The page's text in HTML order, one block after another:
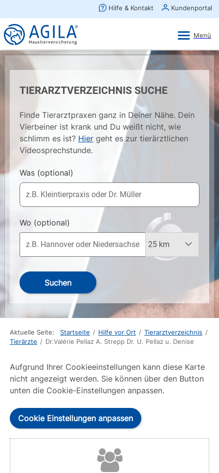
TIERARZTVERZEICHNIS SUCHE
Finde Tierarztpraxen ganz in Deiner Nähe. Dein
Vierbeiner ist krank und Du weißt nicht, wie
schlimm es ist? Hier geht es zur tierärztlichen
Videosprechstunde.
Was (optional)
Wo (optional)
Suchen
Aktuelle Seite: Startseite / Hilfe vor Ort / Tierarztverzeichnis /
Tierärzte / Dr.Valérie Pellaz A. Strepp Dr. U. Pellaz u. Denise
Aufgrund Ihrer Cookieeinstellungen kann diese Karte
nicht angezeigt werden. Sie können über den Button
unten die Cookie-Einstellungen anpassen.
Cookie Einstellungen anpassen
×
AGILA Kunden-App
Gratis - Im Play Store laden
Ansehen